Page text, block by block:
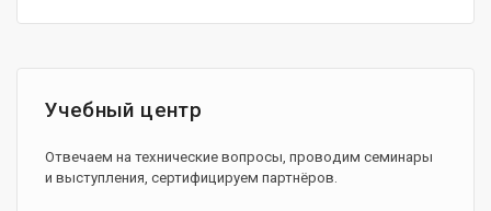
Учебный центр
Отвечаем на технические вопросы, проводим семинары
и выступления, сертифицируем партнёров.